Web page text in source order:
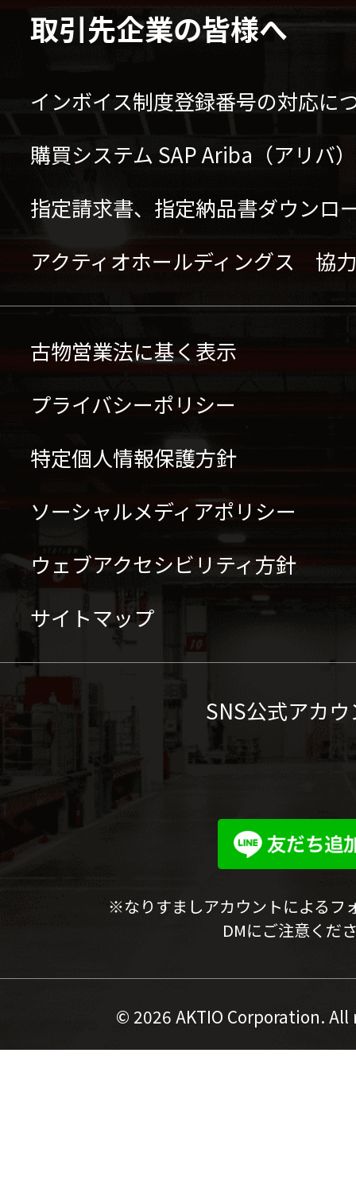
取引先企業の皆様へ
インボイス制度登録番号の対応に
購買システム SAP Ariba（アリバ
指定請求書、指定納品書ダウンロ
アクティオホールディングス 協
古物営業法に基く表示
プライバシーポリシー
特定個人情報保護方針
ソーシャルメディアポリシー
ウェブアクセシビリティ方針
サイトマップ
SNS公式アカ
※なりすましアカウントによるフ
DMにご注意くだ
© 2026 AKTIO Corporation.